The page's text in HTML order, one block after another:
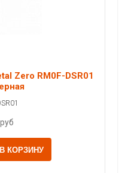
Zero RM0F-DSR01
руб
В КОРЗИНУ